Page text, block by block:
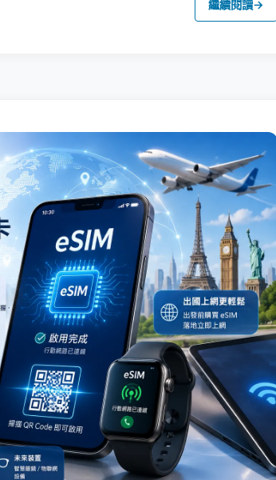
繼續閱讀→